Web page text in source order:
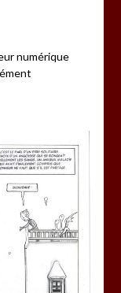
numérique